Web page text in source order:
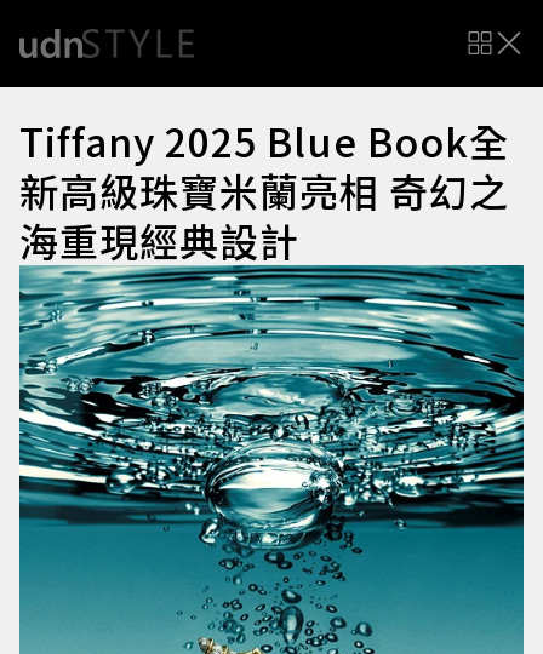
Tiffany 2025 Blue Book全
新高級珠寶米蘭亮相 奇幻之
海重現經典設計